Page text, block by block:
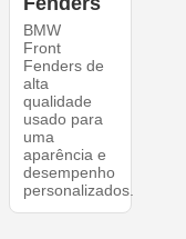
BMW
Front
Fenders de
alta
qualidade
usado para
uma
aparência e
desempenho
personalizados.